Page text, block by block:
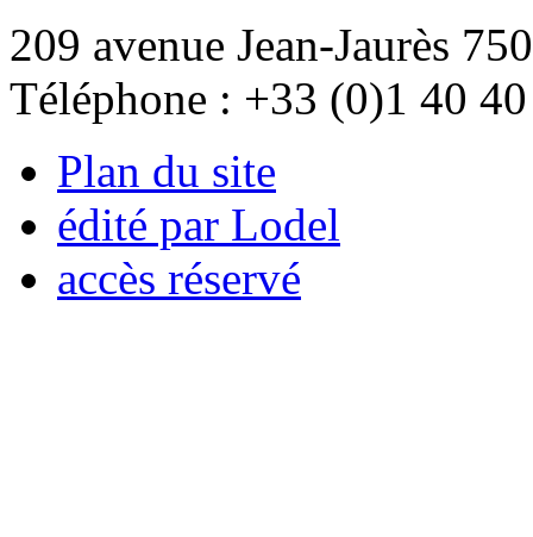
209 avenue Jean-Jaurès
Téléphone : +33 (0)1 40
Plan du site
édité par Lodel
accès réservé